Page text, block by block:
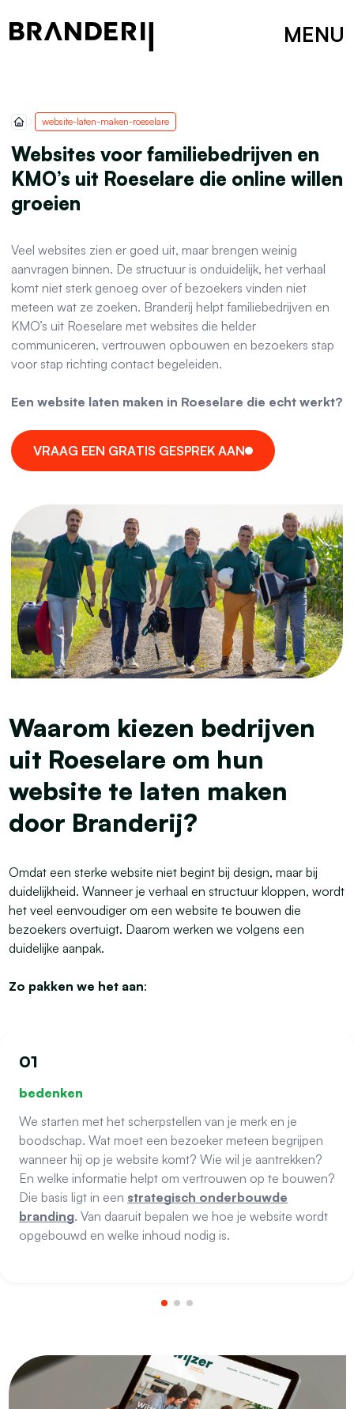
MENU
website-laten-maken-roeselare
Websites voor familiebedrijven en
KMO’s uit Roeselare die online willen
groeien
Veel websites zien er goed uit, maar brengen weinig
aanvragen binnen. De structuur is onduidelijk, het verhaal
komt niet sterk genoeg over of bezoekers vinden niet
meteen wat ze zoeken. Branderij helpt familiebedrijven en
KMO’s uit Roeselare met websites die helder
communiceren, vertrouwen opbouwen en bezoekers stap
voor stap richting contact begeleiden.
Een website laten maken in Roeselare die echt werkt?
VRAAG EEN GRATIS GESPREK AAN
Waarom kiezen bedrijven
uit Roeselare om hun
website te laten maken
door Branderij?
Omdat een sterke website niet begint bij design, maar bij
duidelijkheid. Wanneer je verhaal en structuur kloppen, wordt
het veel eenvoudiger om een website te bouwen die
bezoekers overtuigt. Daarom werken we volgens een
duidelijke aanpak.
Zo pakken we het aan:
01
bedenken
We starten met het scherpstellen van je merk en je
boodschap. Wat moet een bezoeker meteen begrijpen
wanneer hij op je website komt? Wie wil je aantrekken?
En welke informatie helpt om vertrouwen op te bouwen?
Die basis ligt in een strategisch onderbouwde
branding. Van daaruit bepalen we hoe je website wordt
opgebouwd en welke inhoud nodig is.